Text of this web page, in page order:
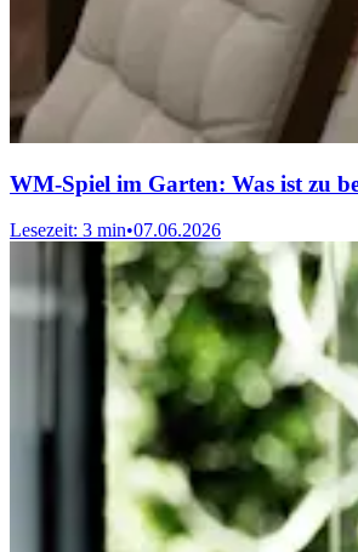
WM-Spiel im Garten: Was ist zu
Lesezeit: 3 min•07.06.2026